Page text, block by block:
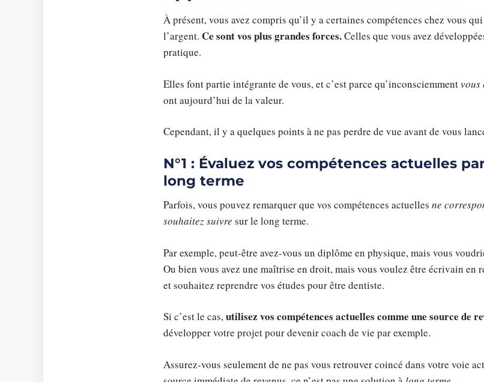
À présent, vous avez compris qu’il y a certaines compétences chez vous
l’argent. Ce sont vos plus grandes forces.Celles que vous avez
pratique.
Elles font partie intégrante de vous, et c’est parce qu’inconsciemmentvous
ont aujourd’hui de la valeur.
Cependant, il y a quelques points à ne pas perdre de vue avant de vous
N°1 : Évaluez vos compétences actuelles
long terme
Parfois, vous pouvez remarquer que vos compétences actuelles ne
souhaitez suivre sur le long terme.
Par exemple, peut-être avez-vous un diplôme en physique, mais vous
Ou bien vous avez une maîtrise en droit, mais vous voulez être écrivain en
et souhaitez reprendre vos études pour être dentiste.
Si c’est le cas,utilisez vos compétences actuelles comme une source de
développer votre projet pour devenir coach de vie par exemple.
Assurez-vous seulement de ne pas vous retrouver coincé dans votre voie